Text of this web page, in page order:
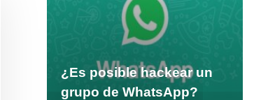
¿Es posible hackear un
grupo de WhatsApp?